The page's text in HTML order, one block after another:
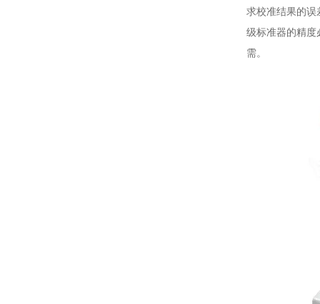
求校准结果的误
级标准器的精度
需。